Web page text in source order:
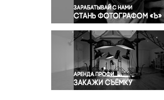
Происшествия и конфликты
Религия
Светская жизнь
Спорт
Экология
Экономика и бизнес